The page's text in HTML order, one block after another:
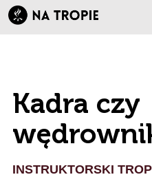
Kadra czy
INSTRUKTORSKI TROP